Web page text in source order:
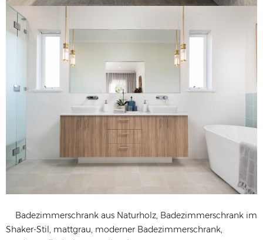
Badezimmerschrank aus Naturholz, Badezimmerschrank im
Shaker-Stil, mattgrau, moderner Badezimmerschrank,